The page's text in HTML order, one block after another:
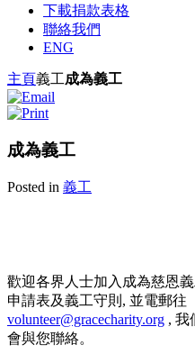
下載捐款表格
聯絡我們
ENG
主頁義工成為義工
成為義工
Posted in 義工
歡迎各界人士加入成為慈恩
申請表及義工守則, 並電郵往
volunteer@gracecharity.org , 我
會與您聯絡。